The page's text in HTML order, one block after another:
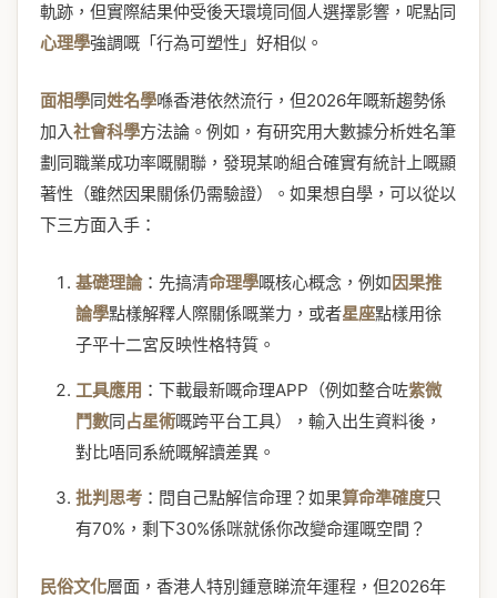
軌跡，但實際結果仲受後天環境同個人選擇影響，呢點同
心理學強調嘅「行為可塑性」好相似。
面相學同姓名學喺香港依然流行，但2026年嘅新趨勢係
加入社會科學方法論。例如，有研究用大數據分析姓名筆
劃同職業成功率嘅關聯，發現某啲組合確實有統計上嘅顯
著性（雖然因果關係仍需驗證）。如果想自學，可以從以
下三方面入手：
基礎理論：先搞清命理學嘅核心概念，例如因果推
論學點樣解釋人際關係嘅業力，或者星座點樣用徐
子平十二宮反映性格特質。
工具應用 ：下載最新嘅命理APP（例如整合咗紫微
鬥數同占星術嘅跨平台工具），輸入出生資料後，
對比唔同系統嘅解讀差異。
批判思考 ：問自己點解信命理？如果算命準確度只
有70%，剩下30%係咪就係你改變命運嘅空間？
民俗文化層面，香港人特別鍾意睇流年運程，但2026年